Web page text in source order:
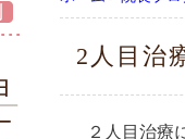
2人目治
２人目治療